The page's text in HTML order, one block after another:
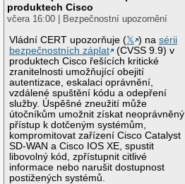
produktech Cisco
včera 16:00 | Bezpečnostní upozornění
Vládní CERT upozorňuje (𝕏 ) nasérii
bezpečnostních záplat
(CVSS 9.9) v
produktech Cisco řešících kritické
zranitelnosti umožňující obejití
autentizace, eskalaci oprávnění,
vzdálené spuštění kódu a odepření
služby. Úspěšné zneužití může
útočníkům umožnit získat neoprávněný
přístup k dotčeným systémům,
kompromitovat zařízení Cisco Catalyst
SD-WAN a Cisco IOS XE, spustit
libovolný kód, zpřístupnit citlivé
informace nebo narušit dostupnost
postižených systémů.